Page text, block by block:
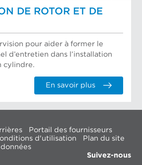
DE ROTOR ET DE
pour aider à former le
d’entretien dans l’installation
cylindre.
En savoir plus
Portail des fournisseurs
d'utilisation
Plan du site
Suivez-nous